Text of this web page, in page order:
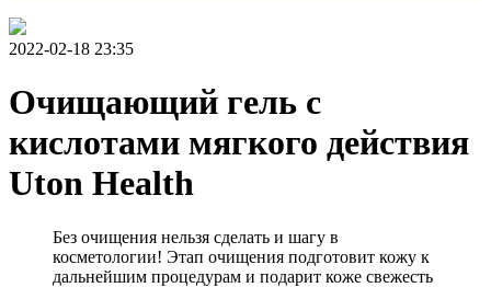
2022-02-18 23:35
Очищающий гель с
кислотами мягкого действия
Uton Health
Без очищения нельзя сделать и шагу в
косметологии! Этап очищения подготовит кожу к
дальнейшим процедурам и подарит коже свежесть